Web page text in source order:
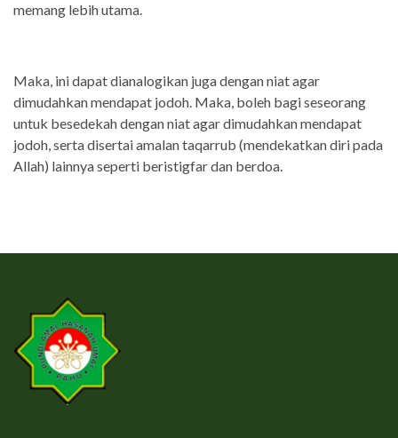
memang lebih utama.
Maka, ini dapat dianalogikan juga dengan niat agar
dimudahkan mendapat jodoh. Maka, boleh bagi seseorang
untuk besedekah dengan niat agar dimudahkan mendapat
jodoh, serta disertai amalan taqarrub (mendekatkan diri pada
Allah) lainnya seperti beristigfar dan berdoa.